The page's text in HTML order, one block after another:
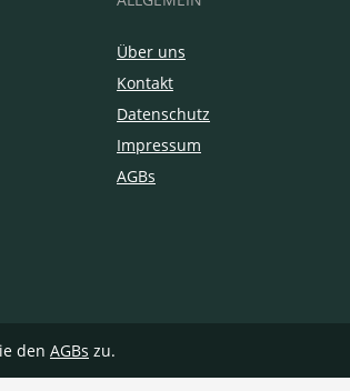
Über uns
Kontakt
Datenschutz
Impressum
AGBs
den AGBs zu.